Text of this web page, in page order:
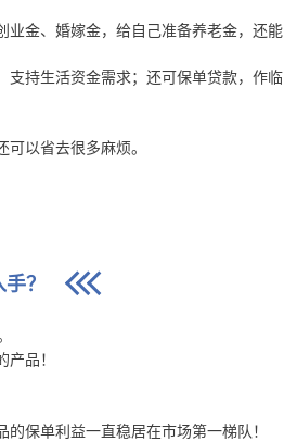
业金、婚嫁金，给自己准备养老金，还能
支持生活资金需求；还可保单贷款，作临
以省去很多麻烦。
？
品！
保单利益一直稳居在市场第一梯队！